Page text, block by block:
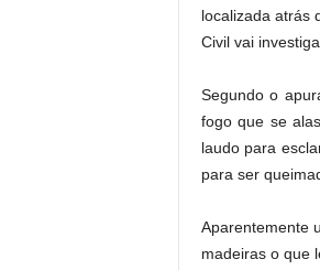
localizada atrás
Civil vai
Segundo o
fogo que se
laudo para
para ser
Aparentemente
madeiras o que